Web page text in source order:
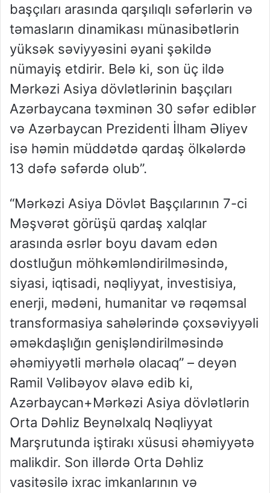
başçıları arasında qarşılıqlı səfərlərin və
təmasların dinamikası münasibətlərin
yüksək səviyyəsini əyani şəkildə
nümayiş etdirir. Belə ki, son üç ildə
Mərkəzi Asiya dövlətlərinin başçıları
Azərbaycana təxminən 30 səfər ediblər
və Azərbaycan Prezidenti İlham Əliyev
isə həmin müddətdə qardaş ölkələrdə
13 dəfə səfərdə olub”.
“Mərkəzi Asiya Dövlət Başçılarının 7-ci
Məşvərət görüşü qardaş xalqlar
arasında əsrlər boyu davam edən
dostluğun möhkəmləndirilməsində,
siyasi, iqtisadi, nəqliyyat, investisiya,
enerji, mədəni, humanitar və rəqəmsal
transformasiya sahələrində çoxsəviyyəli
əməkdaşlığın genişləndirilməsində
əhəmiyyətli mərhələ olacaq” – deyən
Ramil Vəlibəyov əlavə edib ki,
Azərbaycan+Mərkəzi Asiya dövlətlərin
Orta Dəhliz Beynəlxalq Nəqliyyat
Marşrutunda iştirakı xüsusi əhəmiyyətə
malikdir. Son illərdə Orta Dəhliz
vasitəsilə ixrac imkanlarının və